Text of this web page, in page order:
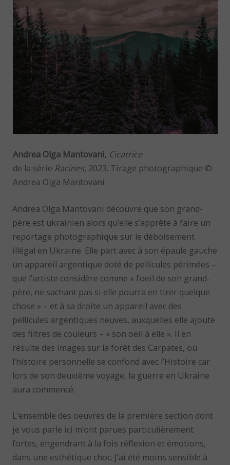
Andrea Olga Mantovani, Cicatrice
de la série Racines, 2023. Tirage photographique ©
Andrea Olga Mantovani
Andrea Olga Mantovani découvre que son grand-
père est ukrainien alors qu’elle s’apprête à faire un
reportage photographique sur le déboisement
illégal en Ukraine. Elle part avec à son épaule gauche
un appareil argentique doté de pellicules périmées –
que l’artiste considère comme « l’oeil de son grand-
père, ne sachant pas si elle pourra en tirer quelque
chose » – et à sa droite un appareil avec des
pellicules argentiques neuves, auxquelles elle ajoute
des filtres de couleurs – « son oeil à elle ». Il en
résulte des images sur la forêt des Carpates, où
l’histoire personnelle se confond avec l’Histoire car
lors de son deuxième voyage, la guerre en Ukraine
aura commencé.
L’ensemble des oeuvres de la première section dont
je vous parle ici m’ont parues particulièrement
fortes, engendrant à la fois réflexion et émotions,
dans une esthétique choc. J’ai été moins sensible à